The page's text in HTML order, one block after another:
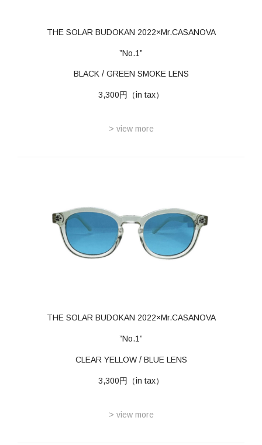
THE SOLAR BUDOKAN 2022×Mr.CASANOVA
”No.1”
BLACK / GREEN SMOKE LENS
3,300円（in tax）
> view more
THE SOLAR BUDOKAN 2022×Mr.CASANOVA
”No.1”
CLEAR YELLOW / BLUE LENS
3,300円（in tax）
> view more